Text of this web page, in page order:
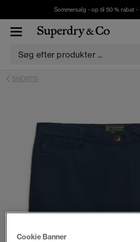
Sommersalg - op til 50 % rabat -
SHORTS
Cookie Banner